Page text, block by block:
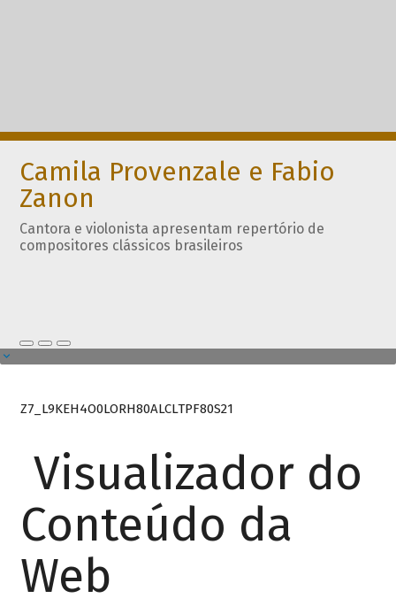
Camila Provenzale e Fabio
Zanon
Cantora e violonista apresentam repertório de
compositores clássicos brasileiros
Z7_L9KEH4O0LORH80ALCLTPF80S21
Visualizador do
Conteúdo da
Web